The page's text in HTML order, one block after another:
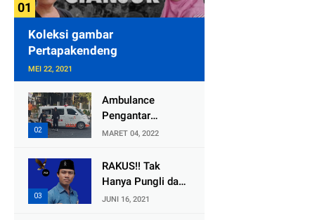
Koleksi gambar
Pertapakendeng
MEI 22, 2021
Ambulance
Pengantar
Jenazah Kepala
Mengalami
Kecelakaan
MARET 04, 2022
RAKUS!! Tak
Hanya Pungli dan
Dana Bedah
JUNI 16, 2021